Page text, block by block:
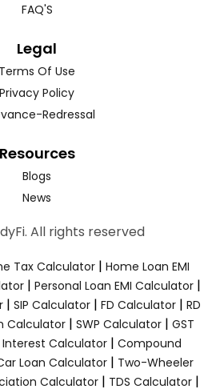
FAQ'S
Legal
Terms Of Use
Privacy Policy
Redressal
Resources
Blogs
News
All rights reserved
Tax Calculator | Home Loan EMI
| Personal Loan EMI Calculator |
| SIP Calculator | FD Calculator | RD
Calculator | SWP Calculator | GST
Interest Calculator| Compound
Loan Calculator| Two-Wheeler
Calculator| TDS Calculator|